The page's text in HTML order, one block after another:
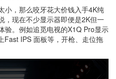
小，那么咬牙花大价钱入手4K纯
，现在不少显示器即便是2K但一
验。例如追觅电视的X1Q Pro显示
Fast IPS 面板等，开枪、走位拖